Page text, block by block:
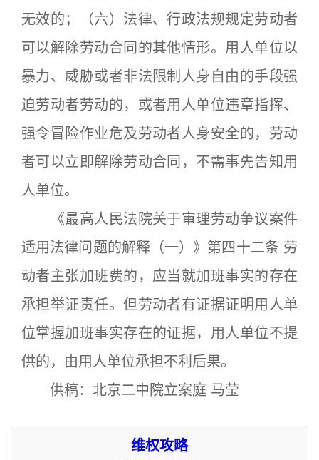
无效的；（六）法律、行政法规规定劳动者
可以解除劳动合同的其他情形。用人单位以
暴力、威胁或者非法限制人身自由的手段强
迫劳动者劳动的，或者用人单位违章指挥、
强令冒险作业危及劳动者人身安全的，劳动
者可以立即解除劳动合同，不需事先告知用
人单位。
《最高人民法院关于审理劳动争议案件
适用法律问题的解释（一）》第四十二条 劳
动者主张加班费的，应当就加班事实的存在
承担举证责任。但劳动者有证据证明用人单
位掌握加班事实存在的证据，用人单位不提
供的，由用人单位承担不利后果。
供稿：北京二中院立案庭 马莹
维权攻略